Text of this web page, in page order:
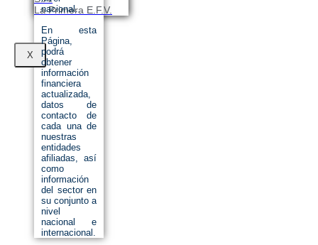
La Primera E.F.V.
X
nacional.
En esta
Página,
podrá
obtener
información
financiera
actualizada,
datos de
contacto de
cada una de
nuestras
entidades
afiliadas, así
como
información
del sector en
su conjunto a
nivel
nacional e
internacional.